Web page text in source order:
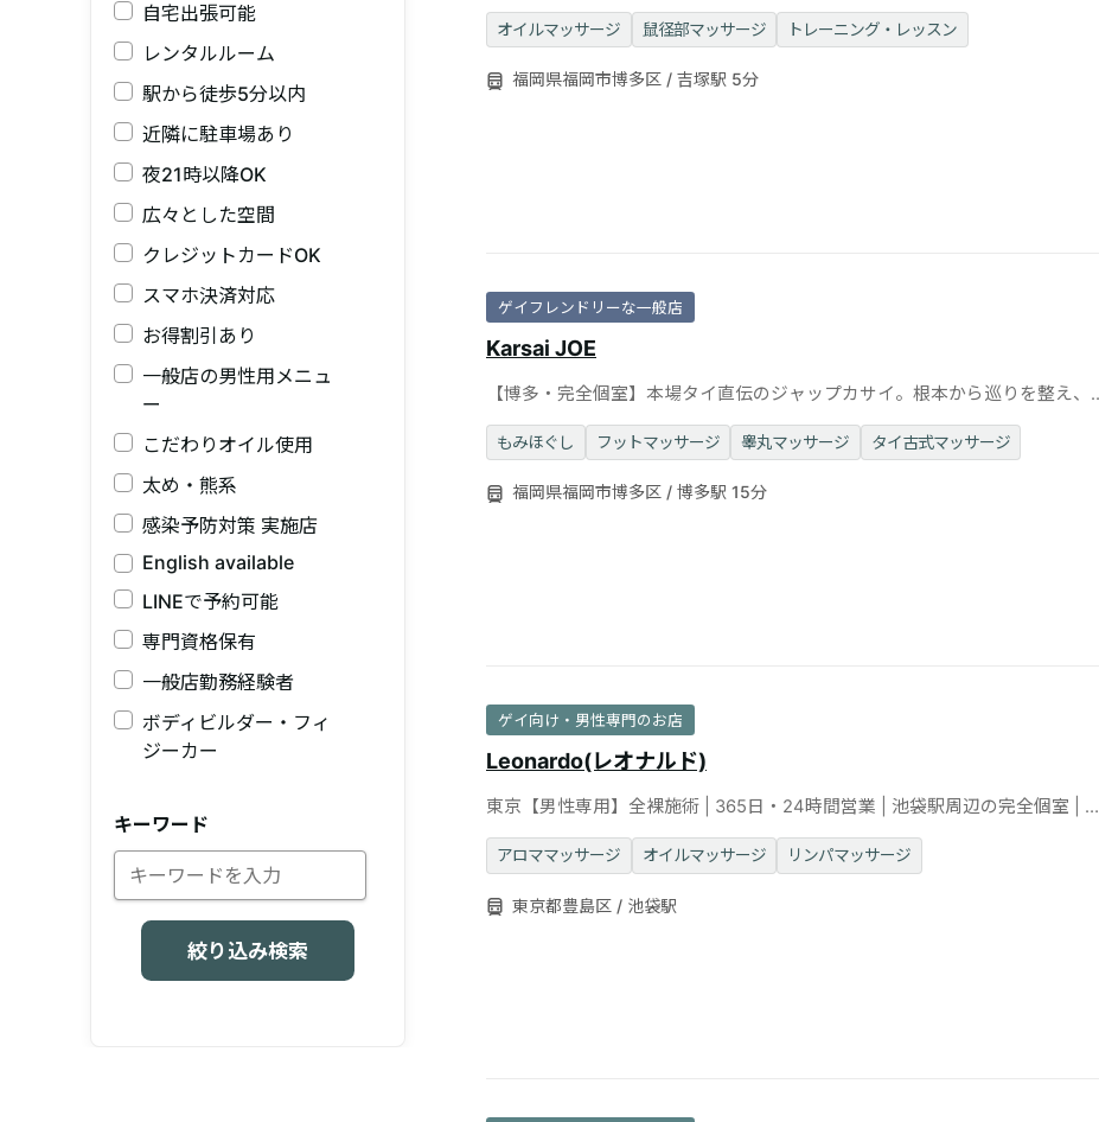
オイルマッサージ 鼠径部マッサージ トレーニング・レッスン
福岡県福岡市博多区 / 吉塚駅 5分
ゲイフレンドリーな一般店
Karsai JOE
【博多・完全個室】本場タイ直伝のジャップカサイ。根本から巡りを整え、
もみほぐし フットマッサージ 睾丸マッサージ タイ古式マッサージ
福岡県福岡市博多区 / 博多駅 15分
ゲイ向け・男性専門のお店
Leonardo(レオナルド)
東京【男性専用】全裸施術 | 365日・24時間営業 | 池袋駅周辺の完全個室 | 出
アロママッサージ オイルマッサージ リンパマッサージ
東京都豊島区 / 池袋駅
自宅出張可能
レンタルルーム
駅から徒歩5分以内
近隣に駐車場あり
夜21時以降OK
広々とした空間
クレジットカードOK
スマホ決済対応
お得割引あり
一般店の男性用メニュ
ー
こだわりオイル使用
太め・熊系
感染予防対策 実施店
English available
LINEで予約可能
専門資格保有
一般店勤務経験者
ボディビルダー・フィ
ジーカー
キーワード
絞り込み検索